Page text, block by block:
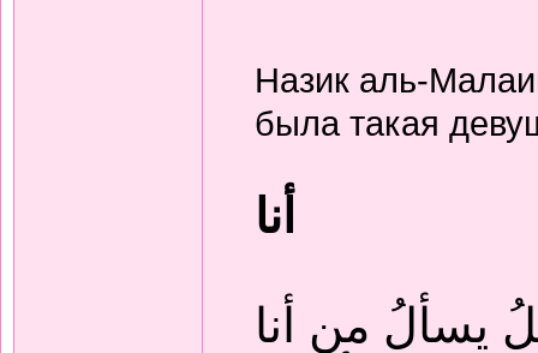
Назик аль-
была такая
أنا
يسألُ من أنا